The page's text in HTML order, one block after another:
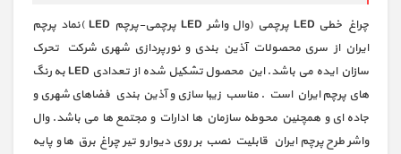
چراغ خطی LED پرچمی (وال واشر LED پرچمی-پرچم LED )نماد پرچم
ایران از سری محصولات آذین بندی و نورپردازی شهری شرکت تحرک
سازان ایده می باشد. این محصول تشکیل شده از تعدادی LED به رنگ
های پرچم ایران است . مناسب زیبا سازی و آذین بندی فضاهای شهری و
جاده ای و همچنین محوطه سازمان ها ادارات و مجتمع ها می باشد. وال
واشر طرح پرچم ایران قابلیت نصب بر روی دیوار و تیر چراغ برق ها و پایه